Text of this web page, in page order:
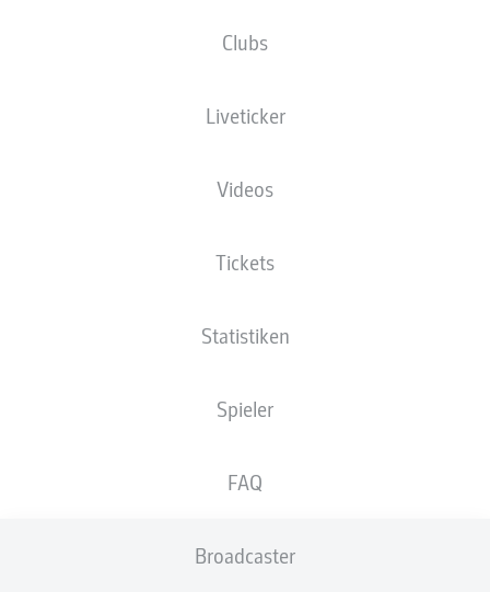
Clubs
Liveticker
Videos
Tickets
Statistiken
Spieler
FAQ
Broadcaster
0 0